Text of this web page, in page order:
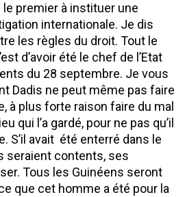
premier à instituer une
internationale. Je dis
les règles du droit. Tout le
d’avoir été le chef de l’Etat
du 28 septembre. Je vous
Dadis ne peut même pas faire
à plus forte raison faire du mal
qui l’a gardé, pour ne pas qu’il
S’il avait été enterré dans le
seraient contents, ses
Tous les Guinéens seront
que cet homme a été pour la